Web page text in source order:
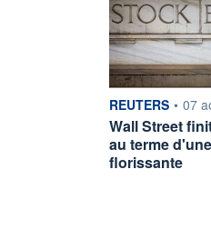
information
REUTERS • 07
Wall Street
au terme
florissante